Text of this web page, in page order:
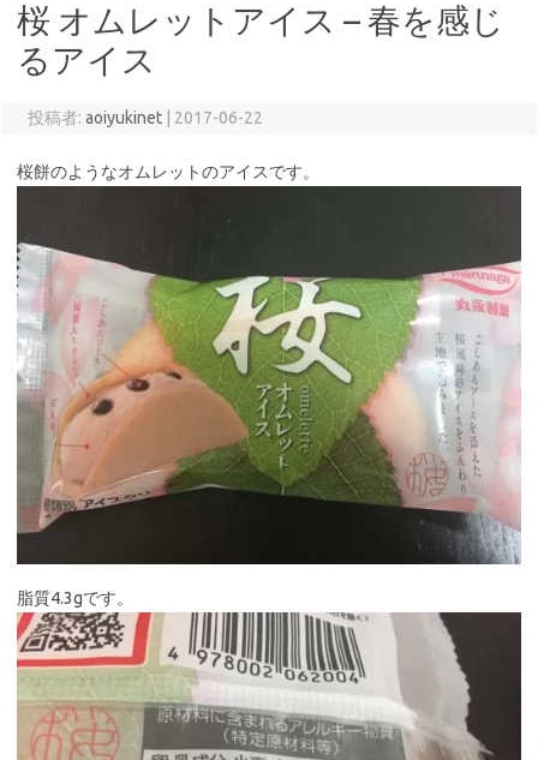
桜 オムレットアイス – 春を感じ
るアイス
投稿者: aoiyukinet 2017-06-22
桜餅のようなオムレットのアイスです。
脂質4.3gです。